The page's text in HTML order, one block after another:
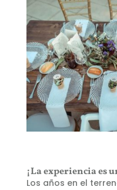
¡La experiencia es
Los años en el